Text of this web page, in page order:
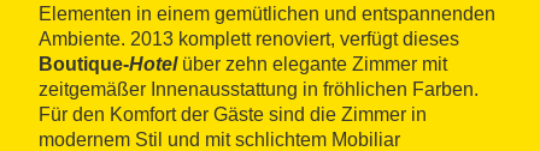
Elementen in einem gemütlichen und entspannenden
Ambiente. 2013 komplett renoviert, verfügt dieses
Boutique-Hotelüber zehn elegante Zimmer mit
zeitgemäßer Innenausstattung in fröhlichen Farben.
Für den Komfort der Gäste sind die Zimmer in
modernem Stil und mit schlichtem Mobiliar